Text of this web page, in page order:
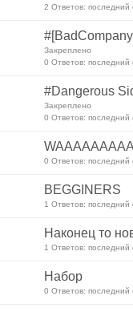
2 Ответов: последний
Закреплено
0 Ответов: последний
#Dangerous
Закреплено
0 Ответов: последний
0 Ответов:
BEGGINERS
1 Ответов:
Наконец то
1 Ответов:
Набор
0 Ответов: